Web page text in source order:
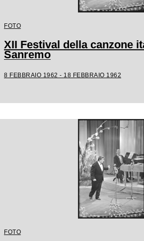
FOTO
XII Festival della canzone
Sanremo
8 FEBBRAIO 1962 - 18 FEBBRAIO 1962
FOTO